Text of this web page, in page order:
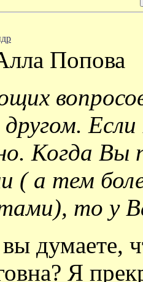
Попова
другом.
Когда Вы
( а тем
то у
думаете,
Я